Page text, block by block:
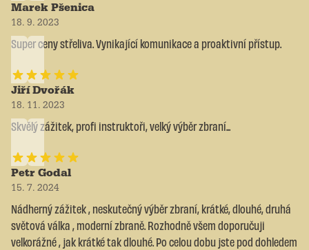
Marek Pšenica
18. 9. 2023
Super ceny střeliva. Vynikající komunikace a proaktivní přístup.
Jiří Dvořák
18. 11. 2023
Skvělý zážitek, profi instruktoři, velký výběr zbraní...
Petr Godal
15. 7. 2024
Nádherný zážitek , neskutečný výběr zbraní, krátké, dlouhé, druhá
světová válka , moderní zbraně. Rozhodně všem doporučuji
velkorážné , jak krátké tak dlouhé. Po celou dobu jste pod dohledem